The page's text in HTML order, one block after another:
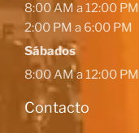
8:00 AM a 12:00 PM
2:00 PM a 6:00 PM
Sábados
8:00 AM a 12:00 PM
Contacto